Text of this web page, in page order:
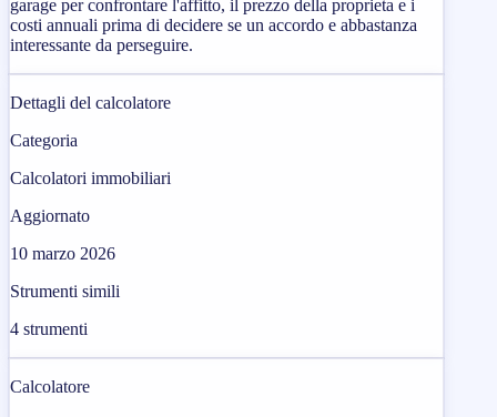
garage per confrontare l'affitto, il prezzo della proprieta e i
costi annuali prima di decidere se un accordo e abbastanza
interessante da perseguire.
Dettagli del calcolatore
Categoria
Calcolatori immobiliari
Aggiornato
10 marzo 2026
Strumenti simili
4 strumenti
Calcolatore